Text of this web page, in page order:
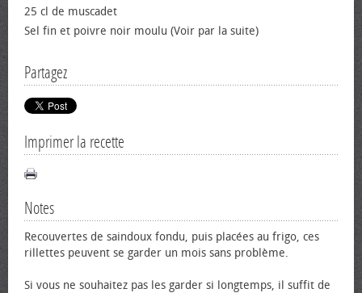
25 cl de muscadet
Sel fin et poivre noir moulu (Voir par la suite)
Partagez
Imprimer la recette
Notes
Recouvertes de saindoux fondu, puis placées au frigo, ces
rillettes peuvent se garder un mois sans problème.
Si vous ne souhaitez pas les garder si longtemps, il suffit de